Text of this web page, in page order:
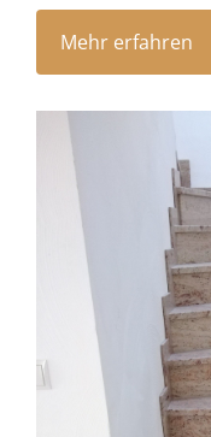
Mehr erfahren